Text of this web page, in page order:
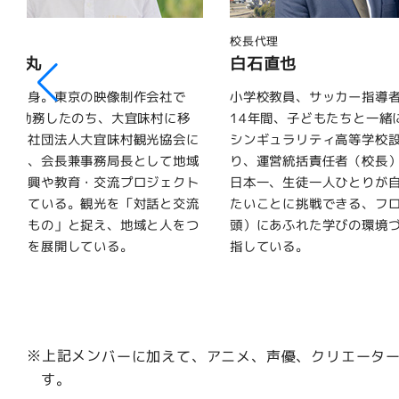
直也
教員、サッカー指導者として
、子どもたちと一緒に学ぶ。
ュラリティ高等学校設立に携わ
営統括責任者（校長）に就任。
、生徒一人ひとりが自分のやり
とに挑戦できる、フロー（没
あふれた学びの環境づくりを目
いる。
クリエイティブディレクター
石川涼
ファッションブランド
「VANQUISH（ヴァンキッ
および「#FR2」の創設者
トカルチャーを背景に日本
ョンシーンを牽引し、国内
持を集める。ファッション
トやカルチャーを横断する
エイティブ活動を展開して
※上記メンバーに加えて、アニメ、声優、クリエータ
す。